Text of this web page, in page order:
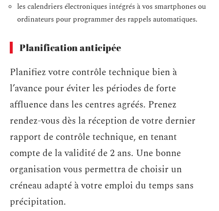
les calendriers électroniques intégrés à vos smartphones ou
ordinateurs pour programmer des rappels automatiques.
Planification anticipée
Planifiez votre contrôle technique bien à
l’avance pour éviter les périodes de forte
affluence dans les centres agréés. Prenez
rendez-vous dès la réception de votre dernier
rapport de contrôle technique, en tenant
compte de la validité de 2 ans. Une bonne
organisation vous permettra de choisir un
créneau adapté à votre emploi du temps sans
précipitation.